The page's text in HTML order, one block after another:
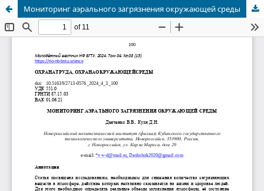
Мониторинг аэрального загрязнения окружающей среды